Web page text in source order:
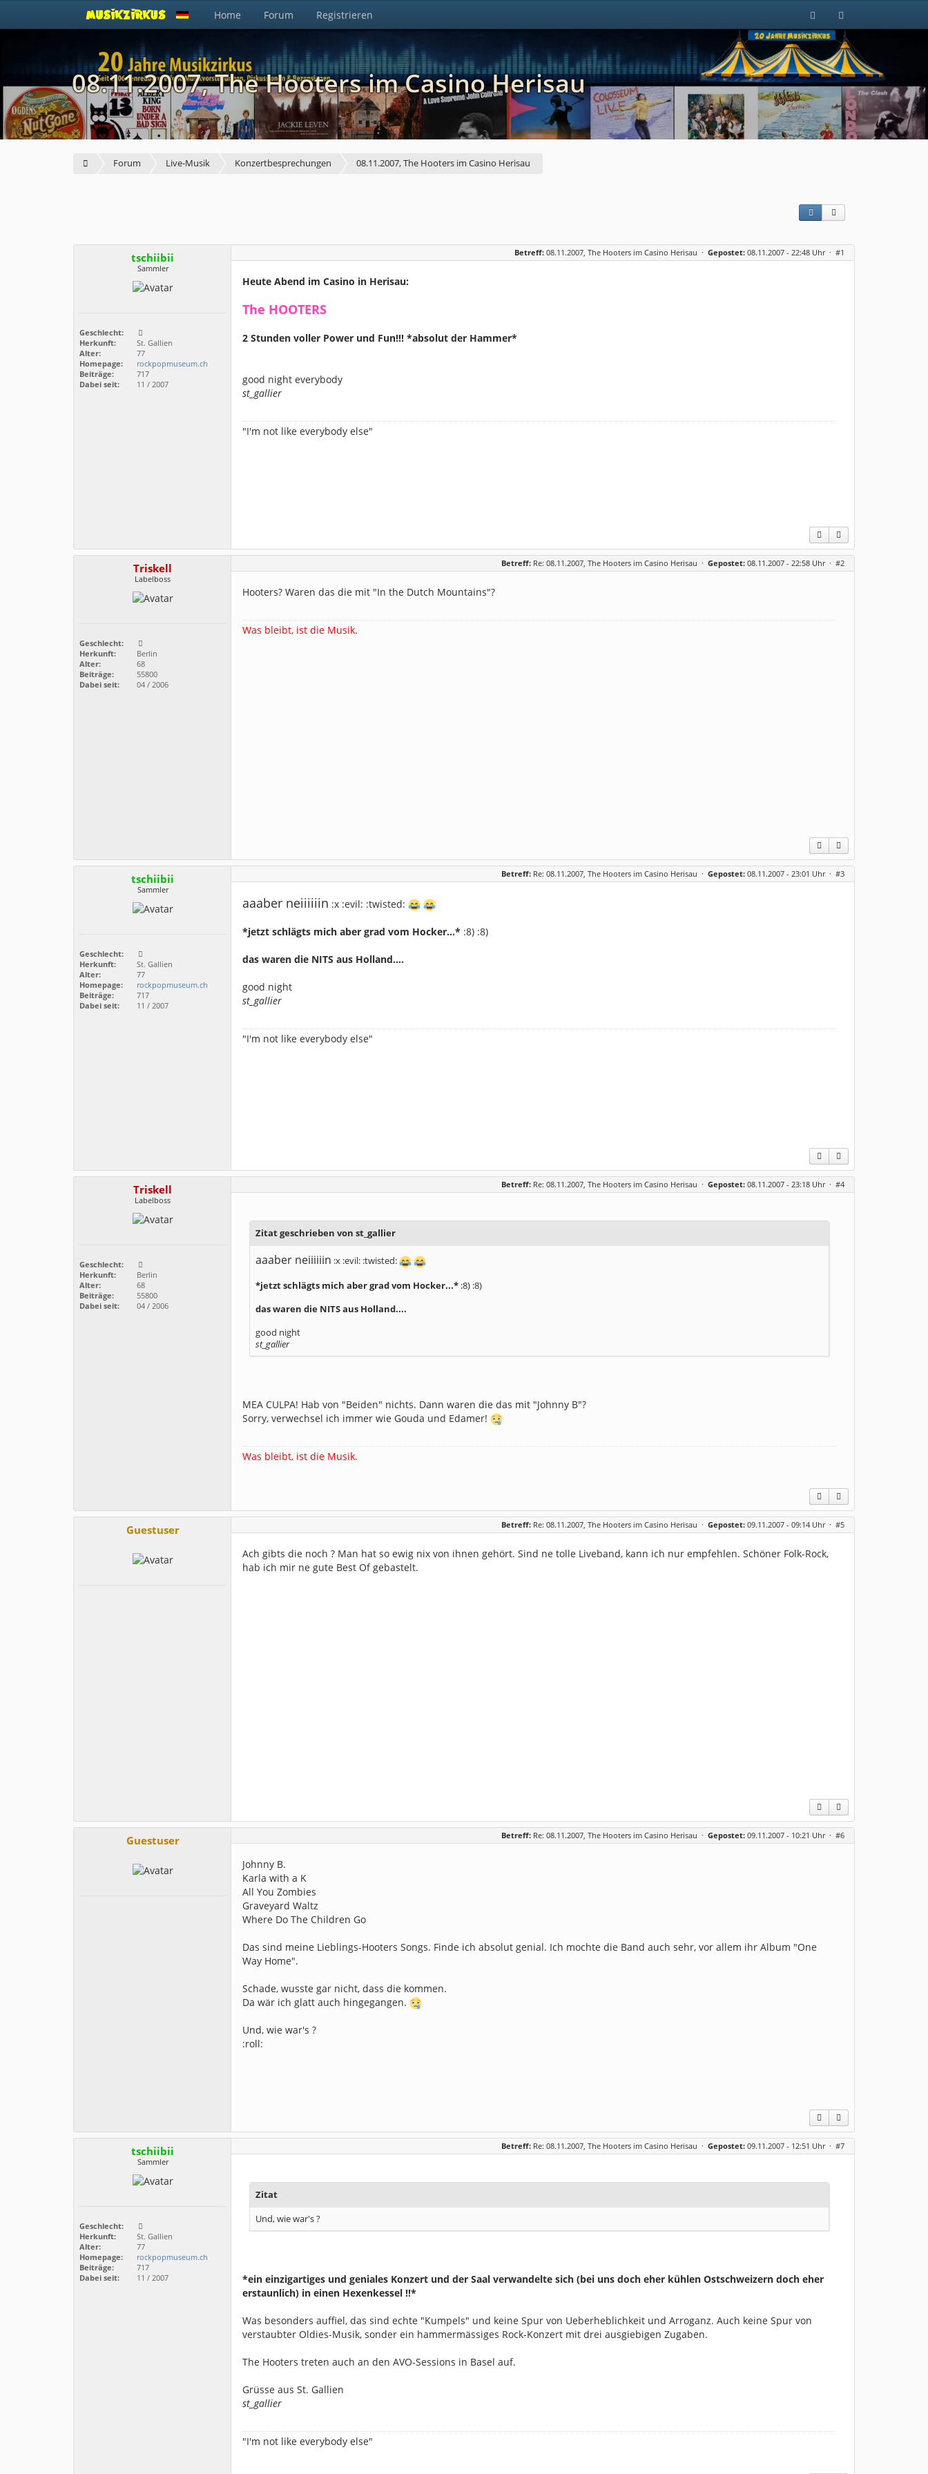
Home Forum Registrieren
08.11.2007, The Hooters im Casino Herisau
Forum Live-Musik Konzertbesprechungen 08.11.2007, The Hooters im Casino Herisau
tschiibii
Sammler
Geschlecht:
Herkunft:
St. Gallien
Alter:
77
Homepage:
rockpopmuseum.ch
Beiträge:
717
Dabei seit:
11 / 2007
Betreff: 08.11.2007, The Hooters im Casino Herisau · Gepostet: 08.11.2007 - 22:48 Uhr · #1
Heute Abend im Casino in Herisau:
The HOOTERS
2 Stunden voller Power und Fun!!! *absolut der Hammer*
good night everybody
st_gallier
"I'm not like everybody else"
Triskell
Labelboss
Geschlecht:
Herkunft:
Berlin
Alter:
68
Beiträge:
55800
Dabei seit:
04 / 2006
Betreff: Re: 08.11.2007, The Hooters im Casino Herisau · Gepostet: 08.11.2007 - 22:58 Uhr · #2
Hooters? Waren das die mit "In the Dutch Mountains"?
Was bleibt, ist die Musik.
tschiibii
Sammler
Geschlecht:
Herkunft:
St. Gallien
Alter:
77
Homepage:
rockpopmuseum.ch
Beiträge:
717
Dabei seit:
11 / 2007
Betreff: Re: 08.11.2007, The Hooters im Casino Herisau · Gepostet: 08.11.2007 - 23:01 Uhr · #3
aaaber neiiiiiin :x :evil: :twisted:
*jetzt schlägts mich aber grad vom Hocker...* :8) :8)
das waren die NITS aus Holland....
good night
st_gallier
"I'm not like everybody else"
Triskell
Labelboss
Geschlecht:
Herkunft:
Berlin
Alter:
68
Beiträge:
55800
Dabei seit:
04 / 2006
Betreff: Re: 08.11.2007, The Hooters im Casino Herisau · Gepostet: 08.11.2007 - 23:18 Uhr · #4
Zitat geschrieben von st_gallier
aaaber neiiiiiin :x :evil: :twisted:
*jetzt schlägts mich aber grad vom Hocker...* :8) :8)
das waren die NITS aus Holland....
good night
st_gallier
MEA CULPA! Hab von "Beiden" nichts. Dann waren die das mit "Johnny B"?
Sorry, verwechsel ich immer wie Gouda und Edamer!
Was bleibt, ist die Musik.
Guestuser Betreff: Re: 08.11.2007, The Hooters im Casino Herisau · Gepostet: 09.11.2007 - 09:14 Uhr · #5
Ach gibts die noch ? Man hat so ewig nix von ihnen gehört. Sind ne tolle Liveband, kann ich nur empfehlen. Schöner Folk-Rock,
hab ich mir ne gute Best Of gebastelt.
Guestuser Betreff: Re: 08.11.2007, The Hooters im Casino Herisau · Gepostet: 09.11.2007 - 10:21 Uhr · #6
Johnny B.
Karla with a K
All You Zombies
Graveyard Waltz
Where Do The Children Go
Das sind meine Lieblings-Hooters Songs. Finde ich absolut genial. Ich mochte die Band auch sehr, vor allem ihr Album "One
Way Home".
Schade, wusste gar nicht, dass die kommen.
Da wär ich glatt auch hingegangen.
Und, wie war's ?
:roll:
tschiibii
Sammler
Geschlecht:
Herkunft:
St. Gallien
Alter:
77
Homepage:
rockpopmuseum.ch
Beiträge:
717
Dabei seit:
11 / 2007
Betreff: Re: 08.11.2007, The Hooters im Casino Herisau · Gepostet: 09.11.2007 - 12:51 Uhr · #7
Zitat
Und, wie war's ?
*ein einzigartiges und geniales Konzert und der Saal verwandelte sich (bei uns doch eher kühlen Ostschweizern doch eher
erstaunlich) in einen Hexenkessel !!*
Was besonders auffiel, das sind echte "Kumpels" und keine Spur von Ueberheblichkeit und Arroganz. Auch keine Spur von
verstaubter Oldies-Musik, sonder ein hammermässiges Rock-Konzert mit drei ausgiebigen Zugaben.
The Hooters treten auch an den AVO-Sessions in Basel auf.
Grüsse aus St. Gallien
st_gallier
"I'm not like everybody else"